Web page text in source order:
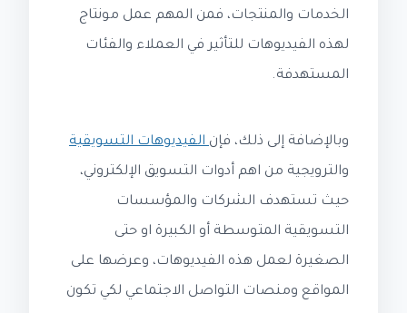
الخدمات والمنتجات، فمن المهم عمل مونتاج
لهذه الفيديوهات للتأثير في العملاء والفئات
المستهدفة.
وبالإضافة إلى ذلك، فإن الفيديوهات التسويقية
والترويجية من اهم أدوات التسويق الإلكتروني،
حيث تستهدف الشركات والمؤسسات
التسويقية المتوسطة أو الكبيرة او حتى
الصغيرة لعمل هذه الفيديوهات، وعرضها على
المواقع ومنصات التواصل الاجتماعي لكي تكون